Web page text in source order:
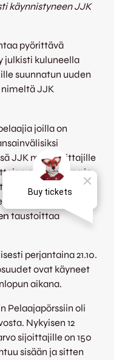
käynnistyneen JJK
pyörittävä
julkisti kuluneella
suunnatun uuden
JJK
joilla on
JJK myy sijoittajille
odotusarvoa ja
kannalta
Suomi Oy:n
taustoittaa
perjantaina 21.10.
ovat käyneet
aikana.
Pelaajapörssiin oli
Nykyisen 12
sijoittajille on 150
sisään ja sitten